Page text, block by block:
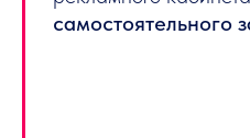
самостоятельного